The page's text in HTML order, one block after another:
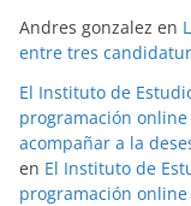
Andres gonzalez en
entre tres
El Instituto de
programación
acompañar a la
en El Instituto de
programación